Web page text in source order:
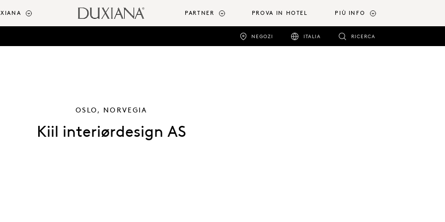
PARTNER PROVA IN HOTEL PIÙ INFO
NEGOZI ITALIA RICERCA
OSLO, NORVEGIA
Kiil interiørdesign AS